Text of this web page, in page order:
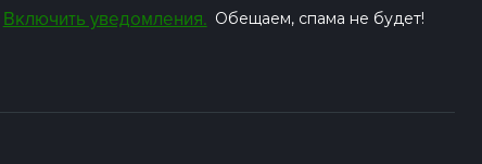
Включить уведомления. Обещаем, спама не будет!